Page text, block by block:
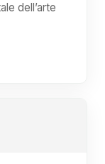
dell’arte